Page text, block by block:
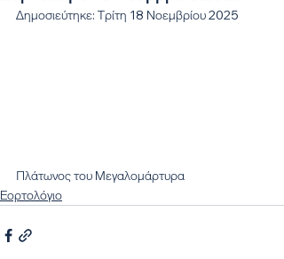
Δημοσιεύτηκε: Τρίτη 18 Νοεμβρίου 2025
Πλάτωνος του Μεγαλομάρτυρα
Εορτολόγιο